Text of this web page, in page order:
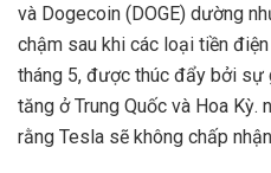
và Dogecoin (DOGE) dường
chậm sau khi các loại tiền
tháng 5, được thúc đẩy bởi sự
tăng ở Trung Quốc và Hoa Kỳ.
rằng Tesla sẽ không chấp